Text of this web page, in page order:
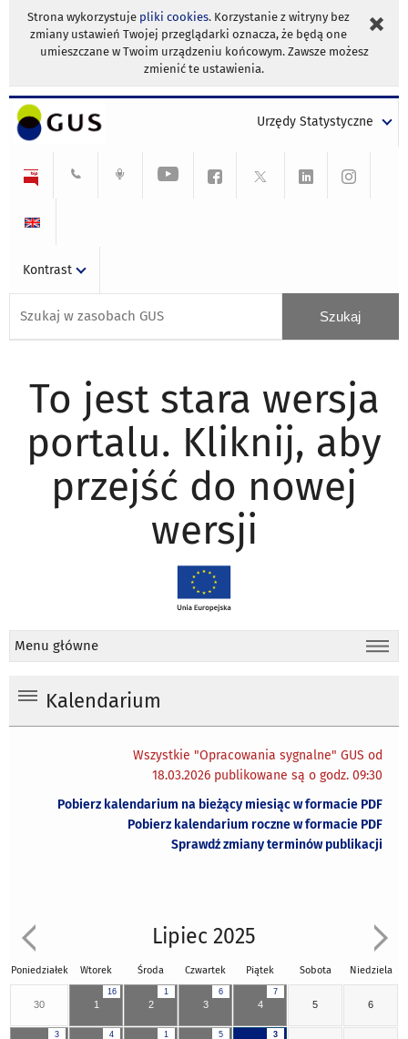
Strona wykorzystuje pliki cookies. Korzystanie z witryny bez
zmiany ustawień Twojej przeglądarki oznacza, że będą one
umieszczane w Twoim urządzeniu końcowym. Zawsze możesz
zmienić te ustawienia.
Urzędy Statystyczne
Kontrast
To jest stara wersja
portalu. Kliknij, aby
przejść do nowej
wersji
Menu główne
Kalendarium
Wszystkie "Opracowania sygnalne" GUS od
18.03.2026 publikowane są o godz. 09:30
Pobierz kalendarium na bieżący miesiąc w formacie PDF
Pobierz kalendarium roczne w formacie PDF
Sprawdź zmiany terminów publikacji
Lipiec 2025
Poniedziałek Wtorek Środa Czwartek Piątek Sobota Niedziela
30
16
1
1
2
6
3
7
4 5 6
3 4 1 5 3